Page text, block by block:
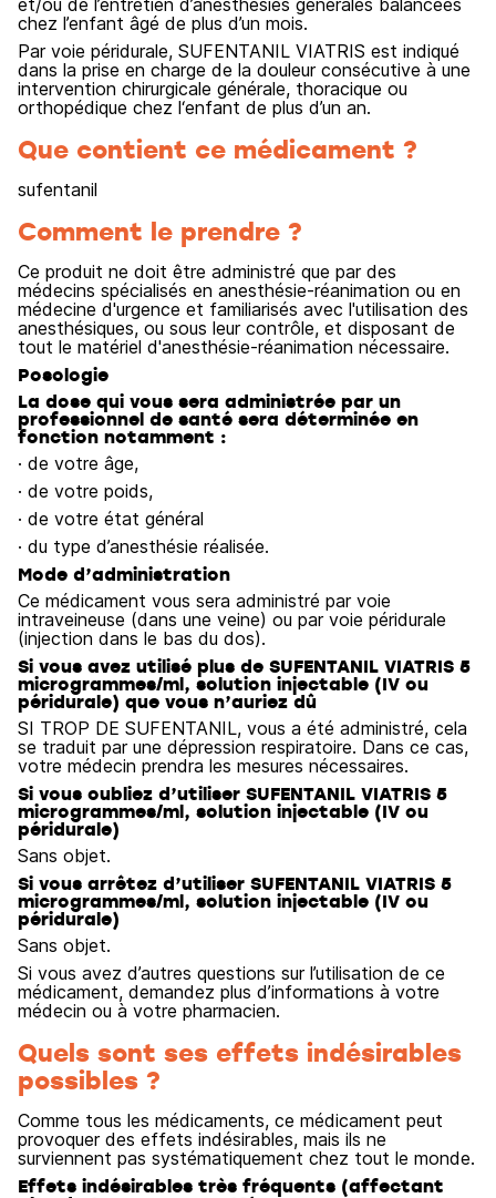
et/ou de l’entretien d’anesthésies générales balancées
chez l’enfant âgé de plus d’un mois.
Par voie péridurale, SUFENTANIL VIATRIS est indiqué
dans la prise en charge de la douleur consécutive à une
intervention chirurgicale générale, thoracique ou
orthopédique chez l‘enfant de plus d’un an.
Que contient ce médicament ?
sufentanil
Comment le prendre ?
Ce produit ne doit être administré que par des
médecins spécialisés en anesthésie-réanimation ou en
médecine d'urgence et familiarisés avec l'utilisation des
anesthésiques, ou sous leur contrôle, et disposant de
tout le matériel d'anesthésie-réanimation nécessaire.
Posologie
La dose qui vous sera administrée par un
professionnel de santé sera déterminée en
fonction notamment :
· de votre âge,
· de votre poids,
· de votre état général
· du type d’anesthésie réalisée.
Mode d’administration
Ce médicament vous sera administré par voie
intraveineuse (dans une veine) ou par voie péridurale
(injection dans le bas du dos).
Si vous avez utilisé plus de SUFENTANIL VIATRIS 5
microgrammes/ml, solution injectable (IV ou
péridurale) que vous n’auriez dû
SI TROP DE SUFENTANIL, vous a été administré, cela
se traduit par une dépression respiratoire. Dans ce cas,
votre médecin prendra les mesures nécessaires.
Si vous oubliez d’utiliser SUFENTANIL VIATRIS 5
microgrammes/ml, solution injectable (IV ou
péridurale)
Sans objet.
Si vous arrêtez d’utiliser SUFENTANIL VIATRIS 5
microgrammes/ml, solution injectable (IV ou
péridurale)
Sans objet.
Si vous avez d’autres questions sur l’utilisation de ce
médicament, demandez plus d’informations à votre
médecin ou à votre pharmacien.
Quels sont ses effets indésirables
possibles ?
Comme tous les médicaments, ce médicament peut
provoquer des effets indésirables, mais ils ne
surviennent pas systématiquement chez tout le monde.
Effets indésirables très fréquents (affectant